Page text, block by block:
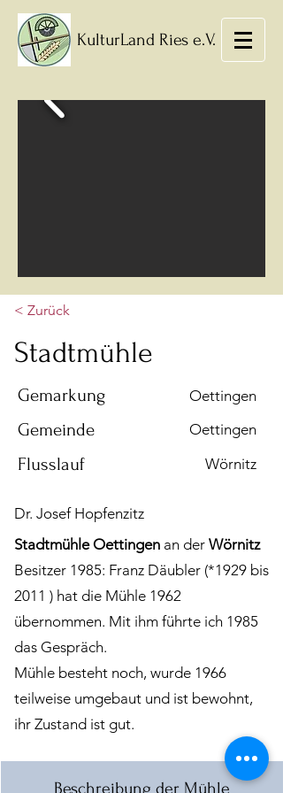
KulturLand Ries e.V.
< Zurück
Stadtmühle
Oettingen
Gemarkung
Oettingen
Gemeinde
Wörnitz
Flusslauf
Dr. Josef Hopfenzitz
Stadtmühle Oettingen an der Wörnitz
Besitzer 1985: Franz Däubler (*1929 bis
2011 ) hat die Mühle 1962
übernommen. Mit ihm führte ich 1985
das Gespräch.
Mühle besteht noch, wurde 1966
teilweise umgebaut und ist bewohnt,
ihr Zustand ist gut.
Beschreibung der Mühle